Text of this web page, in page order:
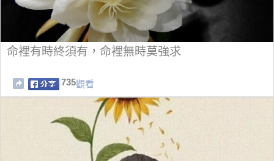
命裡有時終須有，命裡無時莫強求
735觀看